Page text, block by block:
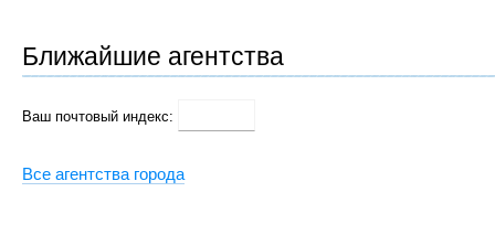
Ближайшие агентства
Ваш почтовый индекс:
Все агентства города